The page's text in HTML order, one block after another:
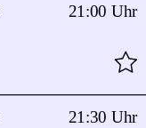
21:00 Uhr
21:30 Uhr